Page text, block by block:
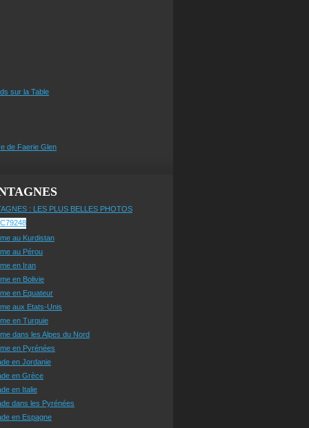
sur la Table
de Faerie Glen
: LES PLUS BELLES PHOTOS
au Kurdistan
au Pérou
en Iran
en Bolivie
en Equateur
aux Etats-Unis
en Turquie
dans les Alpes du Nord
en Pyrénées
en Jordanie
en Grèce
en Italie
dans les Pyrénées
en Espagne